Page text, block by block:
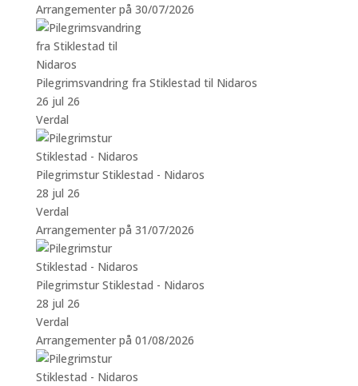
Arrangementer på 30/07/2026
Pilegrimsvandring fra Stiklestad til Nidaros
26 jul 26
Verdal
Pilegrimstur Stiklestad - Nidaros
28 jul 26
Verdal
Arrangementer på 31/07/2026
Pilegrimstur Stiklestad - Nidaros
28 jul 26
Verdal
Arrangementer på 01/08/2026